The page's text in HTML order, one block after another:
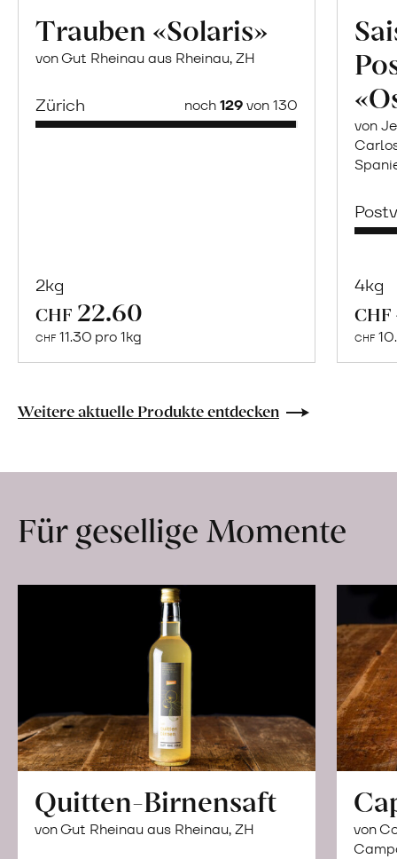
Trauben «Solaris»
von Gut Rheinau aus Rheinau, ZH
Zürich noch129von 130
2kg
CHF 22.60
CHF 11.30 pro 1kg
Naturbelassene
Lebensmittel
Hof
erfahren
von
4kg
CHF
CHF
Weitere aktuelle Produkte entdecken
Für gesellige Momente
Quitten-Birnensaft
von Gut Rheinau aus Rheinau, ZH
von